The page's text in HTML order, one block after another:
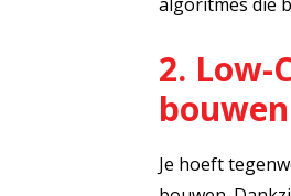
2. Low-
bouwen
Je hoeft